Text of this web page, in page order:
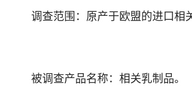
调查范围：原产于欧盟的进口相
被调查产品名称：相关乳制品。